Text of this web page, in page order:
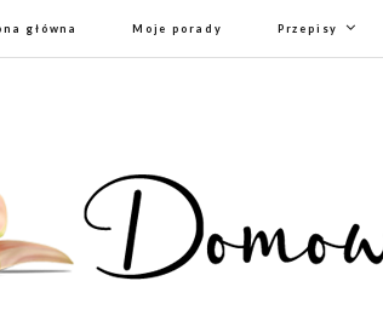
główna Moje porady Przepisy